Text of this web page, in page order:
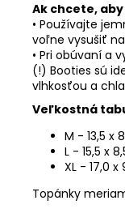
Ak chcete,
• Používajte
voľne vysušiť
• Pri obúvaní a
(!) Booties sú
vlhkosťou a
Veľkostná
M - 13,5 x
L - 15,5 x
XL - 17,0
Topánky